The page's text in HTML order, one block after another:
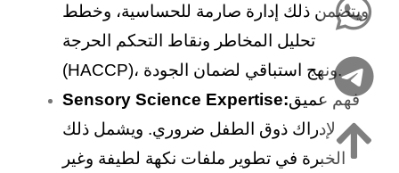
ويتضمن ذلك إدارة صارمة للحساسية، وخطط
تحليل المخاطر ونقاط التحكم الحرجة
(HACCP)، ونهج استباقي لضمان الجودة.
Sensory Science Expertise:فهم عميق
لإدراك ذوق الطفل ضروري. ويشمل ذلك
الخبرة في تطوير ملفات نكهة لطيفة وغير